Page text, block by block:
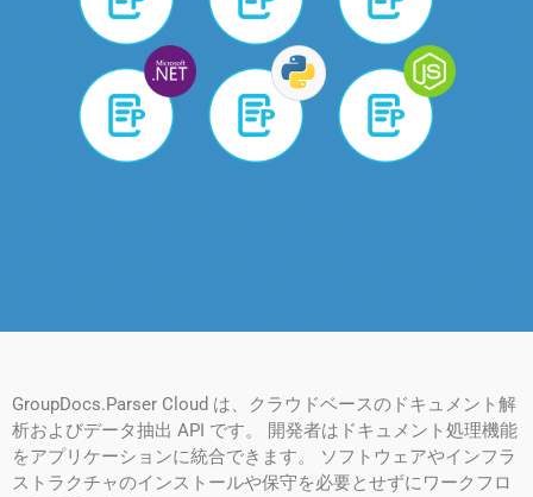
GroupDocs.Parser Cloud は、クラウドベースのドキュメント解
析およびデータ抽出 API です。 開発者はドキュメント処理機能
をアプリケーションに統合できます。 ソフトウェアやインフラ
ストラクチャのインストールや保守を必要とせずにワークフロ